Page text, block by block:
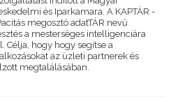
és Iparkamara. A KAPTÁR -
megosztó adatTÁR nevű
a mesterséges intelligenciára
Célja, hogy hogy segítse a
az üzleti partnerek és
megtalálásában.